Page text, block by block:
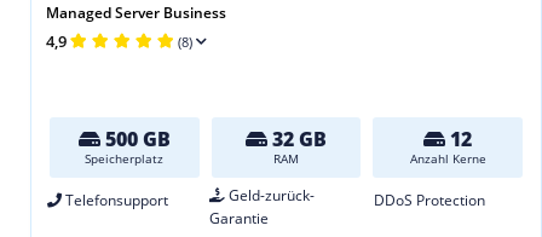
Managed Server Business
4,9 (8)
500 GB
Speicherplatz
32 GB
RAM
12
Anzahl Kerne
Telefonsupport
Geld-zurück-
Garantie
DDoS Protection